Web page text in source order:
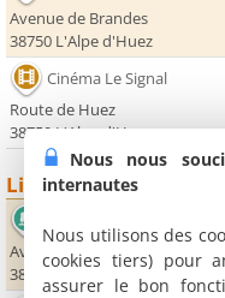
Avenue de Brandes
38750 L'Alpe d'Huez
Cinéma Le Signal
Route de Huez
38750 L'Alpe d'Huez
Lieux sportifs
Avenue des Jeux
38750 L'Alpe d'Huez
Nous nous
internautes
Nous utilisons des
cookies tiers) pour
assurer le bon